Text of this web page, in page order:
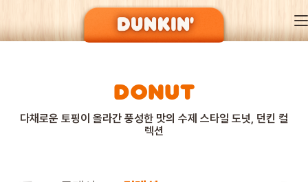
DUNKIN’ OF SEASON
DONUT
다채로운 토핑이 올라간 풍성한 맛의 수제 스타일 도넛, 던킨 컬
렉션